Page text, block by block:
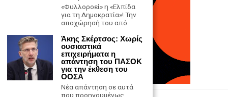
«Φυλλοροεί» η «Ελπίδα
για τη Δημοκρατία»! Την
αποχώρησή του από
Άκης Σκέρτσος: Χωρίς
ουσιαστικά
επιχειρήματα η
απάντηση του ΠΑΣΟΚ
για την έκθεση του
ΟΟΣΑ
Νέα απάντηση σε αυτά
που προηγουμένως